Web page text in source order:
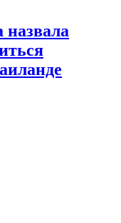
назвала